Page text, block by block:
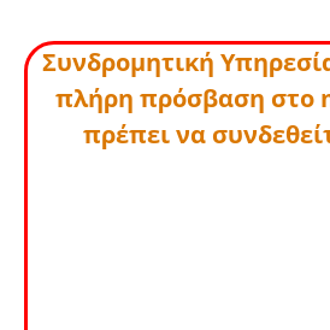
Συνδρομητική
πλήρη πρόσβαση στο
πρέπει να